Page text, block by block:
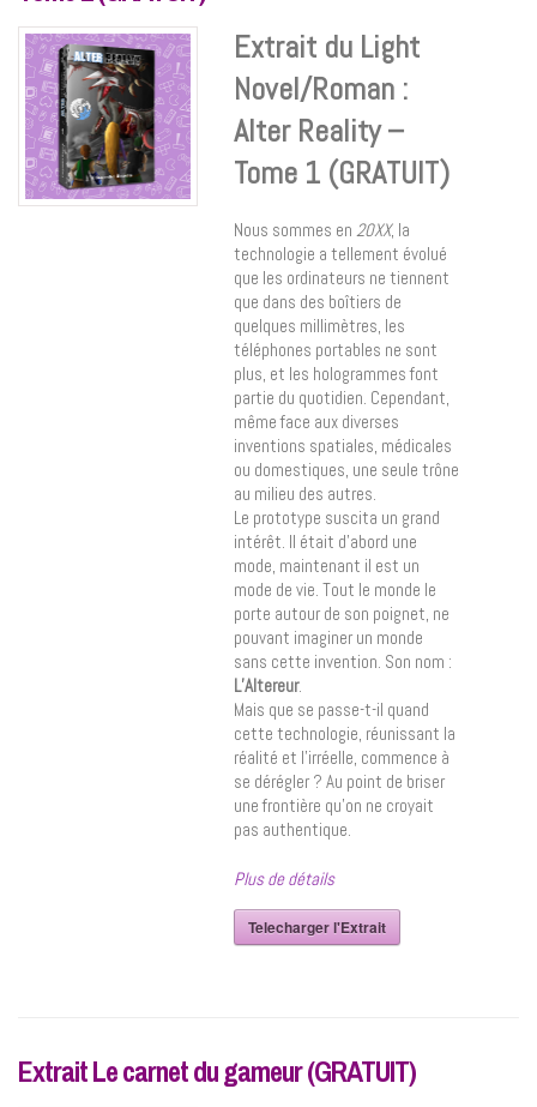
Extrait du Light
Novel/Roman :
Alter Reality –
Tome 1 (GRATUIT)
Nous sommes en20XX, la
technologie a tellement évolué
que les ordinateurs ne tiennent
que dans des boîtiers de
quelques millimètres, les
téléphones portables ne sont
plus, et les hologrammes font
partie du quotidien. Cependant,
même face aux diverses
inventions spatiales, médicales
ou domestiques, une seule trône
au milieu des autres.
Le prototype suscita un grand
intérêt. Il était d’abord une
mode, maintenant il est un
mode de vie. Tout le monde le
porte autour de son poignet, ne
pouvant imaginer un monde
sans cette invention. Son nom :
L’Altereur.
Mais que se passe-t-il quand
cette technologie, réunissant la
réalité et l’irréelle, commence à
se dérégler ? Au point de briser
une frontière qu’on ne croyait
pas authentique.
Plus de détails
Telecharger l'Extrait
Extrait Le carnet du gameur (GRATUIT)